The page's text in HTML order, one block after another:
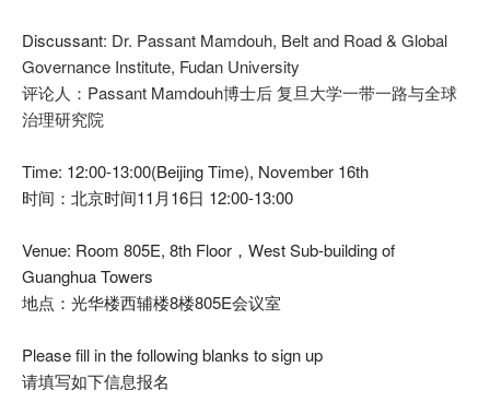
Discussant: Dr. Passant Mamdouh, Belt and Road & Global
Governance Institute, Fudan University
评论人：Passant Mamdouh博士后复旦大学一带一路与全球
治理研究院
Time: 12:00-13:00(Beijing Time), November 16th
时间：北京时间11月16日 12:00-13:00
Venue: Room 805E, 8th Floor，West Sub-building of
Guanghua Towers
地点：光华楼西辅楼8楼805E会议室
Please fill in the following blanks to sign up
请填写如下信息报名